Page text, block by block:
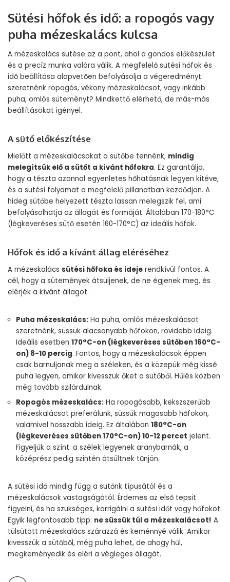
Sütési hőfok és idő: a ropogós vagy
puha mézeskalács kulcsa
A mézeskalács sütése az a pont, ahol a gondos előkészület
és a precíz munka valóra válik. A megfelelő sütési hőfok és
idő beállítása alapvetően befolyásolja a végeredményt:
szeretnénk ropogós, vékony mézeskalácsot, vagy inkább
puha, omlós süteményt? Mindkettő elérhető, de más-más
beállításokat igényel.
A sütő előkészítése
Mielőtt a mézeskalácsokat a sütőbe tennénk, mindig
melegítsük elő a sütőt a kívánt hőfokra. Ez garantálja,
hogy a tészta azonnal egyenletes hőhatásnak legyen kitéve,
és a sütési folyamat a megfelelő pillanatban kezdődjön. A
hideg sütőbe helyezett tészta lassan melegszik fel, ami
befolyásolhatja az állagát és formáját. Általában 170-180°C
(légkeveréses sütő esetén 160-170°C) az ideális hőfok.
Hőfok és idő a kívánt állag eléréséhez
A mézeskalács sütési hőfoka és ideje rendkívül fontos. A
cél, hogy a sütemények átsüljenek, de ne égjenek meg, és
elérjék a kívánt állagot.
Puha mézeskalács: Ha puha, omlós mézeskalácsot
szeretnénk, süssük alacsonyabb hőfokon, rövidebb ideig.
Ideális esetben 170°C-on (légkeveréses sütőben 160°C-
on) 8-10 percig. Fontos, hogy a mézeskalácsok éppen
csak barnuljanak meg a széleken, és a közepük még kissé
puha legyen, amikor kivesszük őket a sütőből. Hűlés közben
még tovább szilárdulnak.
Ropogós mézeskalács: Ha ropogósabb, kekszszerűbb
mézeskalácsot preferálunk, süssük magasabb hőfokon,
valamivel hosszabb ideig. Ez általában 180°C-on
(légkeveréses sütőben 170°C-on) 10-12 percet jelent.
Figyeljük a színt: a szélek legyenek aranybarnák, a
középrész pedig szintén átsültnek tűnjön.
A sütési idő mindig függ a sütőnk típusától és a
mézeskalácsok vastagságától. Érdemes az első tepsit
figyelni, és ha szükséges, korrigálni a sütési időt vagy hőfokot.
Egyik legfontosabb tipp: ne süssük túl a mézeskalácsot! A
túlsütött mézeskalács szárazzá és keménnyé válik. Amikor
kivesszük a sütőből, még puha lehet, de ahogy hűl,
megkeményedik és eléri a végleges állagát.